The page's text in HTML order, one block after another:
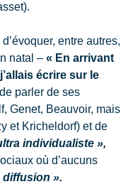
entre autres,
natal – « En arrivant
écrire sur le
parler de ses
Genet, Beauvoir, mais
et Kricheldorf) et de
individualiste »,
où d’aucuns
diffusion ».